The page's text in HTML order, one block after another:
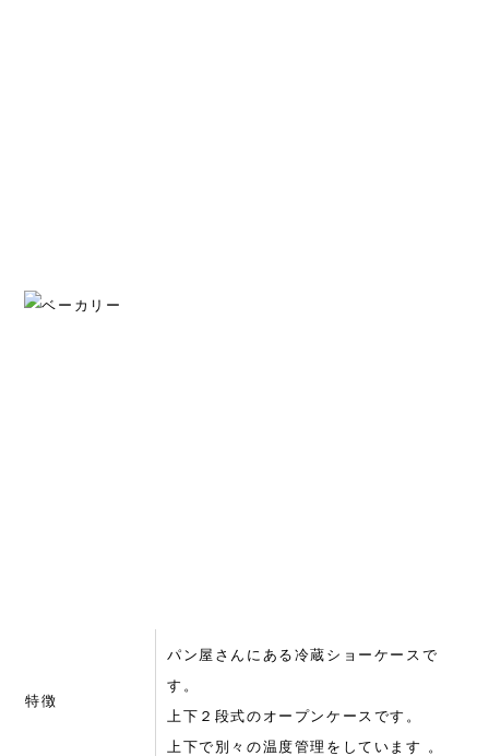
特徴
パン屋さんにある冷蔵ショーケースで
す。
上下２段式のオープンケースです。
上下で別々の温度管理をしています 。